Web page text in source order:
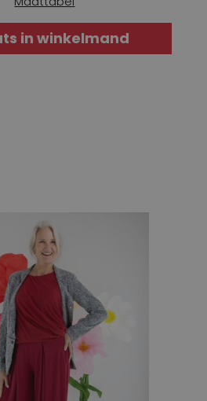
in winkelmand